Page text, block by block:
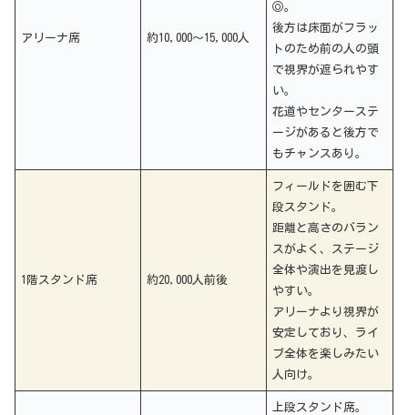
アリーナ席 約10,000〜15,000人
◎。
後方は床面がフラッ
トのため前の人の頭
で視界が遮られやす
い。
花道やセンターステ
ージがあると後方で
もチャンスあり。
1階スタンド席 約20,000人前後
フィールドを囲む下
段スタンド。
距離と高さのバラン
スがよく、ステージ
全体や演出を見渡し
やすい。
アリーナより視界が
安定しており、ライ
ブ全体を楽しみたい
人向け。
上段スタンド席。